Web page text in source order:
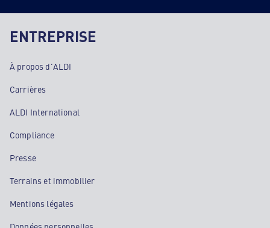
ENTREPRISE
À propos d'ALDI
Carrières
ALDI International
Compliance
Presse
Terrains et immobilier
Mentions légales